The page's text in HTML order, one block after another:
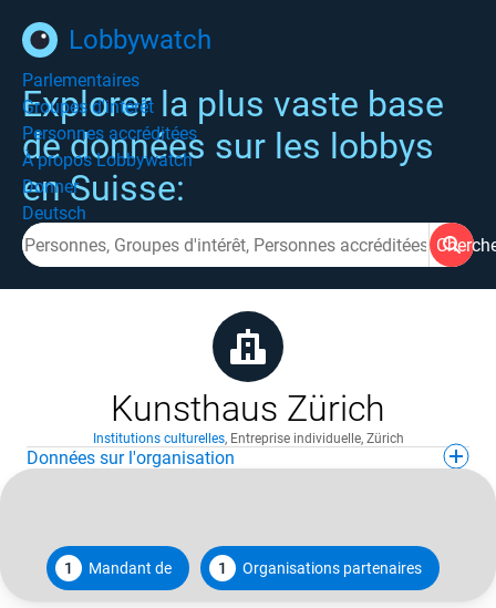
Lobbywatch
Parlementaires
Groupes d'intérêt
Personnes accréditées
À propos Lobbywatch
Donner
Deutsch
Explorer la plus vaste base
de données sur les lobbys
en Suisse:
Kunsthaus Zürich
Institutions culturelles, Entreprise individuelle, Zürich
Données sur l'organisation
1 Mandant de 1 Organisations partenaires